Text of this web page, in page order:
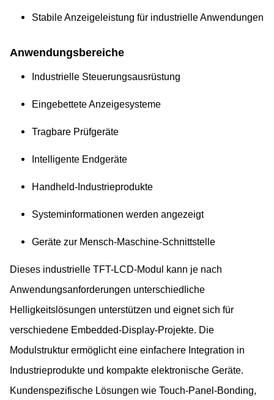
Stabile Anzeigeleistung für industrielle Anwendungen
Anwendungsbereiche
Industrielle Steuerungsausrüstung
Eingebettete Anzeigesysteme
Tragbare Prüfgeräte
Intelligente Endgeräte
Handheld-Industrieprodukte
Systeminformationen werden angezeigt
Geräte zur Mensch-Maschine-Schnittstelle
Dieses industrielle TFT-LCD-Modul kann je nach
Anwendungsanforderungen unterschiedliche
Helligkeitslösungen unterstützen und eignet sich für
verschiedene Embedded-Display-Projekte. Die
Modulstruktur ermöglicht eine einfachere Integration in
Industrieprodukte und kompakte elektronische Geräte.
Kundenspezifische Lösungen wie Touch-Panel-Bonding,